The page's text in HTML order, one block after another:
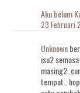
Aku belum
23 Februari
Unknown
isu2
tempat..